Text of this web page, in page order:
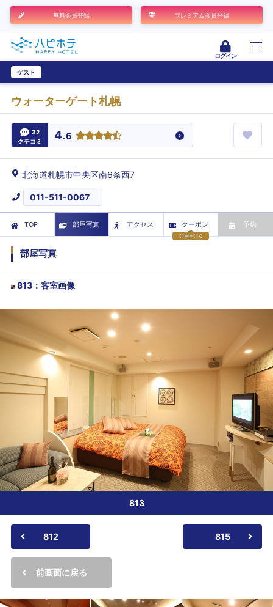
無料会員登録 プレミアム会員登録
ログイン
ゲスト
ウォーターゲート札幌
32
クチコミ
4.6
北海道札幌市中央区南6条西7
011-511-0067
TOP 部屋写真
アクセス
CHECK
クーポン 予約
部屋写真
813 ： 客室画像
813
812 815
前画面に戻る